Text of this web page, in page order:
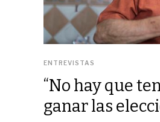
ENTREVISTAS
“No hay que
ganar las